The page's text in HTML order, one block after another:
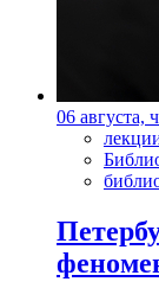
06 августа,